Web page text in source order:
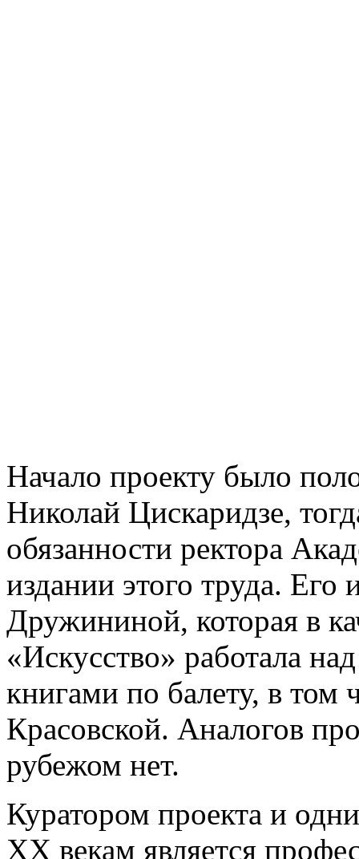
Начало проекту было
Николай Цискаридзе,
обязанности ректора
издании этого труда.
Дружининой, которая в
«Искусство» работала
книгами по балету, в
Красовской. Аналогов
рубежом нет.
Куратором проекта и
XX векам является